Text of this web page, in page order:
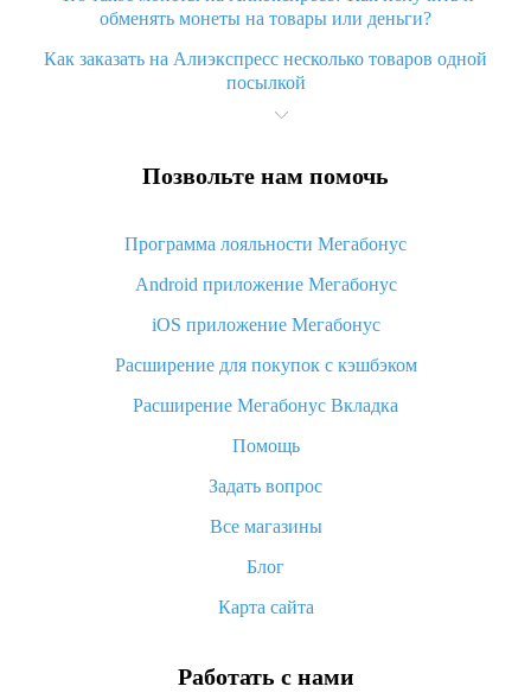
обменять монеты на товары или деньги?
Как заказать на Алиэкспресс несколько товаров одной
посылкой
Что значит статус «Заказ закрыт» на Алиэкспресс и что
Что делать, если Алиэкспресс просит ввести паспортные
Как узнать, куда пришла посылка с Алиэкспресс
Вы отменили заказ на Алиэкспресс, когда вернут деньги?
Что такое баллы на Алиэкспресс, как их получить и
«AliExpress Standard Shipping»: что это за метод доставки и
как его отслеживать
Как покупать оптом на Алиэкспресс
Что делать, если не пришел товар с Алиэкспресс
возврата денег
Позвольте нам помочь
Программа лояльности Мегабонус
Android приложение Мегабонус
iOS приложение Мегабонус
Расширение для покупок с кэшбэком
Расширение Мегабонус Вкладка
Помощь
Задать вопрос
Все магазины
Блог
Карта сайта
Работать с нами